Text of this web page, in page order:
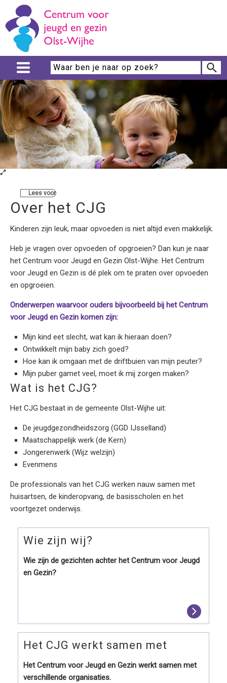
Lees voor
Over het CJG
Kinderen zijn leuk, maar opvoeden is niet altijd even makkelijk.
Heb je vragen over opvoeden of opgroeien? Dan kun je naar
het Centrum voor Jeugd en Gezin Olst-Wijhe. Het Centrum
voor Jeugd en Gezin is dé plek om te praten over opvoeden
en opgroeien.
Onderwerpen waarvoor ouders bijvoorbeeld bij het Centrum
voor Jeugd en Gezin komen zijn:
Mijn kind eet slecht, wat kan ik hieraan doen?
Ontwikkelt mijn baby zich goed?
Hoe kan ik omgaan met de driftbuien van mijn peuter?
Mijn puber gamet veel, moet ik mij zorgen maken?
Wat is het CJG?
Het CJG bestaat in de gemeente Olst-Wijhe uit:
De jeugdgezondheidszorg (GGD IJsselland)
Maatschappelijk werk (de Kern)
Jongerenwerk (Wijz welzijn)
Evenmens
De professionals van het CJG werken nauw samen met
huisartsen, de kinderopvang, de basisscholen en het
voortgezet onderwijs.
Wie zijn wij?
Wie zijn de gezichten achter het Centrum voor Jeugd
en Gezin?
Het CJG werkt samen met
Het Centrum voor Jeugd en Gezin werkt samen met
verschillende organisaties.